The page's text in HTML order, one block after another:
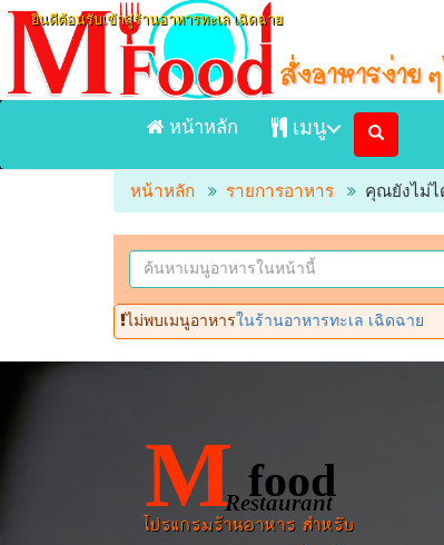
ยินดีต้อนรับเข้าสู่ร้านอาหารทะเล เฉิดฉาย
หน้าหลัก เมนู
หน้าแรก
ร้านอาหารทะเล เฉิด
เมนูอาหารในร้าน
หน้าหลัก รายการอาหาร คุณยังไม่ไ
ไม่พบเมนูอาหารในร้านอาหารทะเล เฉิดฉาย
M food
Restaurant
โปรแกรมร้านอาหาร สำหรับ